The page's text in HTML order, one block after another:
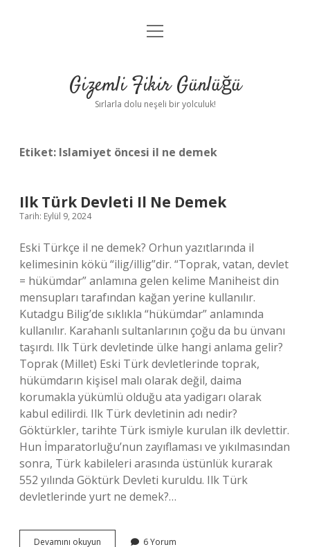
Anasayfa
Yasal Uyarı
menüyü
Gizemli Fikir Günlüğü
Sırlarla dolu neşeli bir yolculuk!
Etiket: Islamiyet öncesi il ne demek
Ilk Türk Devleti Il Ne Demek
Tarih: Eylül 9, 2024
Eski Türkçe il ne demek? Orhun yazıtlarında il
kelimesinin kökü “ilig/illig”dir. “Toprak, vatan, devlet
= hükümdar” anlamına gelen kelime Maniheist din
mensupları tarafından kağan yerine kullanılır.
Kutadgu Bilig’de sıklıkla “hükümdar” anlamında
kullanılır. Karahanlı sultanlarının çoğu da bu ünvanı
taşırdı. Ilk Türk devletinde ülke hangi anlama gelir?
Toprak (Millet) Eski Türk devletlerinde toprak,
hükümdarın kişisel malı olarak değil, daima
korumakla yükümlü olduğu ata yadigarı olarak
kabul edilirdi. Ilk Türk devletinin adı nedir?
Göktürkler, tarihte Türk ismiyle kurulan ilk devlettir.
Hun İmparatorluğu’nun zayıflaması ve yıkılmasından
sonra, Türk kabileleri arasında üstünlük kurarak
552 yılında Göktürk Devleti kuruldu. Ilk Türk
devletlerinde yurt ne demek?…
Devamını okuyun 6 Yorum